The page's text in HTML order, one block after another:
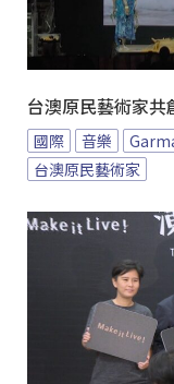
台澳原民藝術家共
國際 音樂
台澳原民藝術家